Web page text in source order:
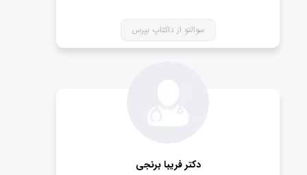
سوالتو از داکتاپ بپرس
دکتر فریبا برنجی